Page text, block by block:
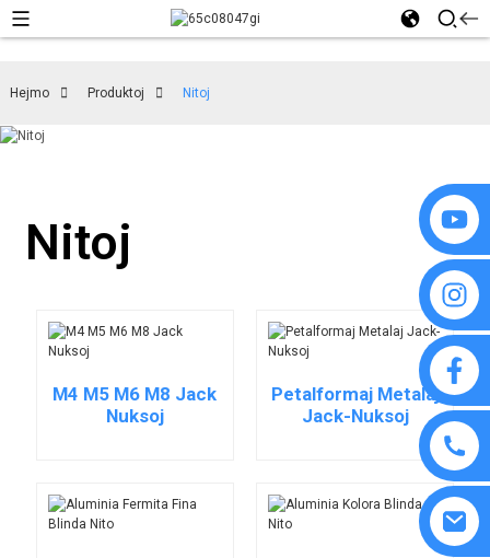
Hejmo Produktoj Nitoj
Nitoj
M4 M5 M6 M8 Jack
Nuksoj
Petalformaj Metalaj
Jack-Nuksoj